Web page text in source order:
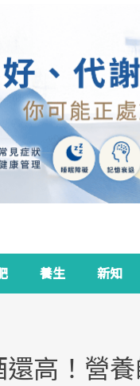
養生 新知
高！營